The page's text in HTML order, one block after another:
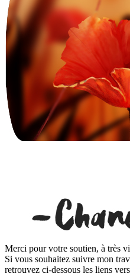
Merci pour votre soutien, à très
Si vous souhaitez suivre mon
retrouvez ci-dessous les liens